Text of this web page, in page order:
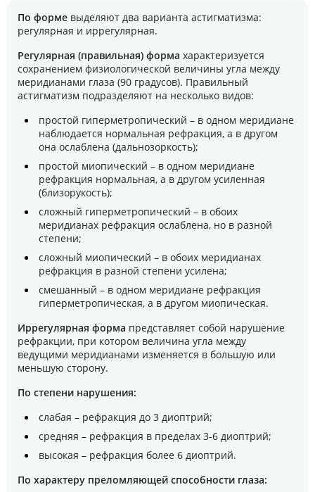
По форме выделяют два варианта астигматизма:
регулярная и иррегулярная.
Регулярная (правильная) форма характеризуется
сохранением физиологической величины угла между
меридианами глаза (90 градусов). Правильный
астигматизм подразделяют на несколько видов:
простой гиперметропический – в одном меридиане
наблюдается нормальная рефракция, а в другом
она ослаблена (дальнозоркость);
простой миопический – в одном меридиане
рефракция нормальная, а в другом усиленная
(близорукость);
сложный гиперметропический – в обоих
меридианах рефракция ослаблена, но в разной
степени;
сложный миопический – в обоих меридианах
рефракция в разной степени усилена;
смешанный – в одном меридиане рефракция
гиперметропическая, а в другом миопическая.
Иррегулярная форма представляет собой нарушение
рефракции, при котором величина угла между
ведущими меридианами изменяется в большую или
меньшую сторону.
По степени нарушения:
слабая – рефракция до 3 диоптрий;
средняя – рефракция в пределах 3-6 диоптрий;
высокая – рефракция более 6 диоптрий.
По характеру преломляющей способности глаза: